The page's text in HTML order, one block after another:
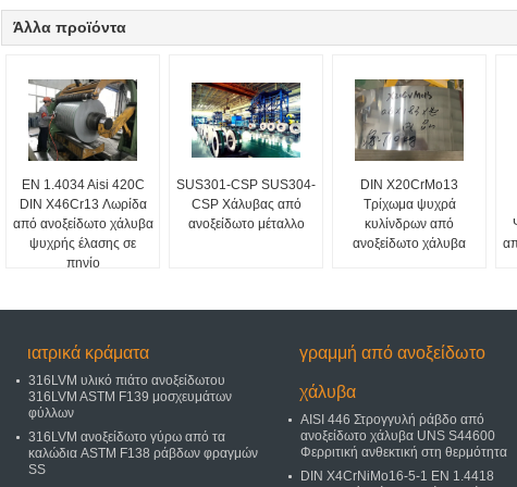
Άλλα προϊόντα
EN 1.4034 Aisi 420C
DIN X46Cr13 Λωρίδα
από ανοξείδωτο χάλυβα
ψυχρής έλασης σε
πηνίο
SUS301-CSP SUS304-
CSP Χάλυβας από
ανοξείδωτο μέταλλο
DIN X20CrMo13
Τρίχωμα ψυχρά
κυλίνδρων από
ανοξείδωτο χάλυβα
ιατρικά κράματα
316LVM υλικό πιάτο ανοξείδωτου
316LVM ASTM F139 μοσχευμάτων
φύλλων
316LVM ανοξείδωτο γύρω από τα
καλώδια ASTM F138 ράβδων φραγμών
SS
γραμμή από ανοξείδωτο
χάλυβα
AISI 446 Στρογγυλή ράβδο από
ανοξείδωτο χάλυβα UNS S44600
Φερριτική ανθεκτική στη θερμότητα
DIN X4CrNiMo16-5-1 EN 1.4418